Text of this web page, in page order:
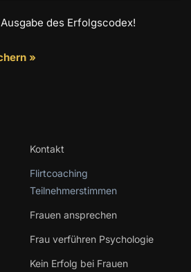
des Erfolgscodex!
»
Kontakt
Flirtcoaching
Teilnehmerstimmen
Frauen ansprechen
Frau verführen Psychologie
Kein Erfolg bei Frauen